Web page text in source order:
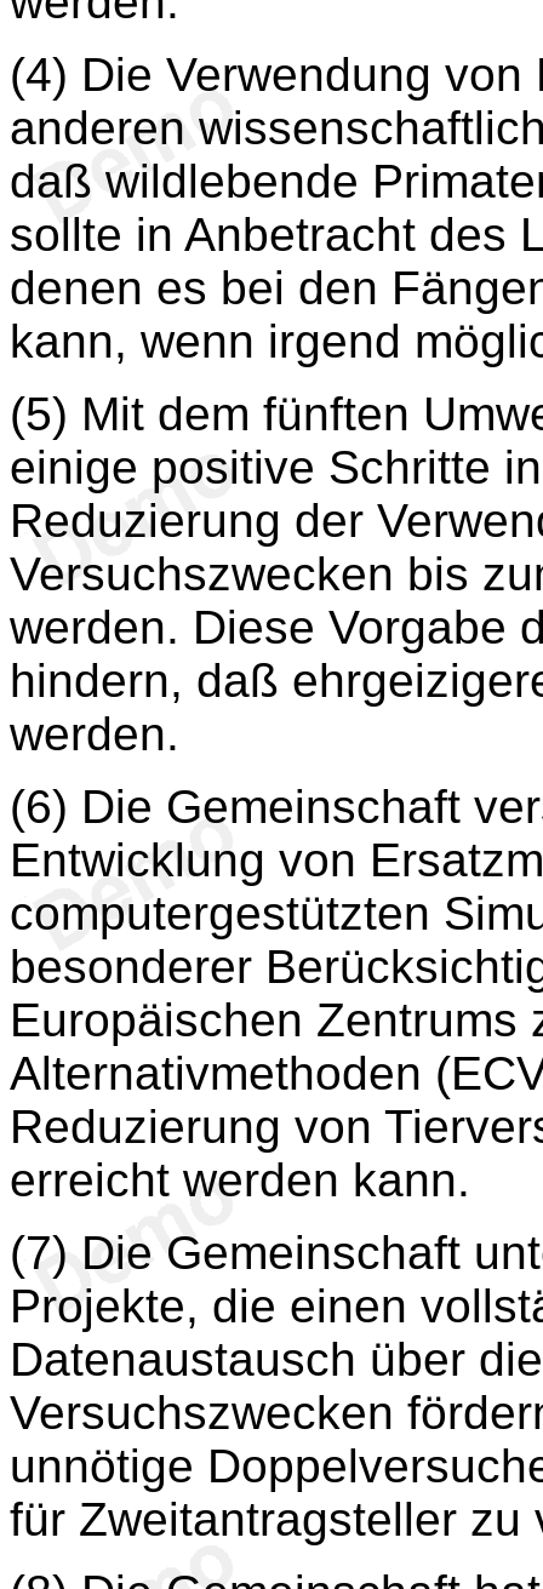
(4) Die Verwendung
anderen
daß wildlebende
sollte in Anbetracht des
denen es bei den
kann, wenn irgend
(5) Mit dem fünften
einige positive Schritte
Reduzierung der
Versuchszwecken bis
werden. Diese Vorgabe
hindern, daß
werden.
(6) Die Gemeinschaft
Entwicklung von
computergestützten
besonderer
Europäischen Zentrums
Alternativmethoden
Reduzierung von
erreicht werden kann.
(7) Die Gemeinschaft
Projekte, die einen
Datenaustausch über
Versuchszwecken
unnötige
für Zweitantragsteller zu